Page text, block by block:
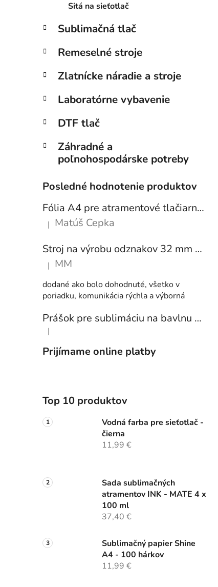
Sitá na sieťotlač
Sublimačná tlač
Remeselné stroje
Zlatnícke náradie a stroje
Laboratórne vybavenie
DTF tlač
Záhradné a
poľnohospodárske potreby
Posledné hodnotenie produktov
Fólia A4 pre atramentové tlačiarne - sada 10 ks
Hodnotenie produktu je 5 z 5 hviezdičiek.
| Matúš Cepka
Stroj na výrobu odznakov 32 mm a 58 mm + 250 ks odznakov
Hodnotenie produktu je 5 z 5 hviezdičiek.
| MM
dodané ako bolo dohodnuté, všetko v
poriadku, komunikácia rýchla a výborná
Prášok pre sublimáciu na bavlnu 1 kg
Hodnotenie produktu je 5 z 5 hviezdičiek.
|
Prijímame online platby
Top 10 produktov
Vodná farba pre sieťotlač -
čierna
11,99 €
Sada sublimačných
atramentov INK - MATE 4 x
100 ml
37,40 €
Sublimačný papier Shine
A4 - 100 hárkov
11,99 €